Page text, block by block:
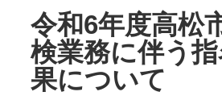
令和6年度高松
検業務に伴う
果について